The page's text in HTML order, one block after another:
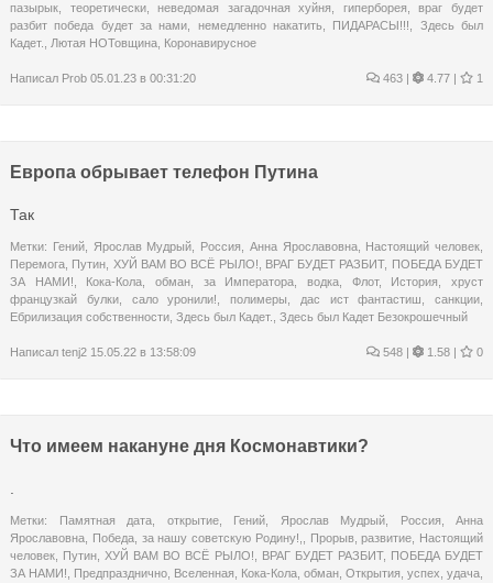
пазырык
теоретически,неведомая загадочная хуйня гиперборея ,враг будет
разбит победа будет за нами
немедленно накатить ПИДАРАСЫ!!!
Здесь был
Кадет.
Лютая НОТовщина Коронавирусное
Написал Prob 05.01.23 в 00:31:20 463 | 4.77 | 1
Европа обрывает телефон Путина
Так
Метки: Гений, Ярослав Мудрый Россия Анна Ярославовна, Настоящий человек
Перемога Путин ХУЙ ВАМ ВО ВСЁ РЫЛО! ВРАГ БУДЕТ РАЗБИТ, ПОБЕДА БУДЕТ
ЗА НАМИ!
Кока-Кола ,обман за Императора ,водка Флот, История ,хруст
французкай булки, сало уронили! полимеры дас ист фантастиш санкции
Ебрилизация собственности Здесь был Кадет. Здесь был Кадет Безокрошечный
Написал tenj2 15.05.22 в 13:58:09 548 | 1.58 | 0
Что имеем накануне дня Космонавтики?
Метки: Памятная дата открытие, Гений Ярослав Мудрый Россия
Анна
Ярославовна
Победа, за нашу советскую Родину!, Прорыв,развитие
Настоящий
человек
Путин ХУЙ ВАМ ВО ВСЁ РЫЛО! ВРАГ БУДЕТ РАЗБИТ, ПОБЕДА БУДЕТ
ЗА НАМИ!
Предпразднично Вселенная Кока-Кола обман Открытия успех удача